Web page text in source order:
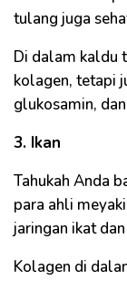
tulang juga
Di dalam kaldu
kolagen, tetapi
glukosamin,
3. Ikan
Tahukah Anda
para ahli
jaringan ikat
Kolagen di